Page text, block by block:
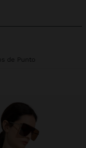
de Punto